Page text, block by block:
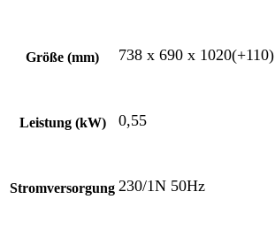
Größe (mm) 738 x 690 x 1020(+110)
Leistung (kW) 0,55
Stromversorgung 230/1N 50Hz